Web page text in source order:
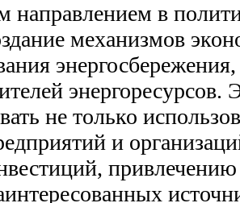
в
механизмов
энергоресурсов.
не только
и